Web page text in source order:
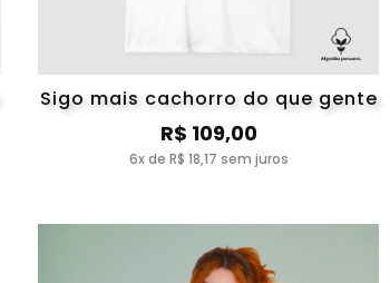
Sigo mais cachorro do que gente
R$ 109,00
6x de R$ 18,17 sem juros